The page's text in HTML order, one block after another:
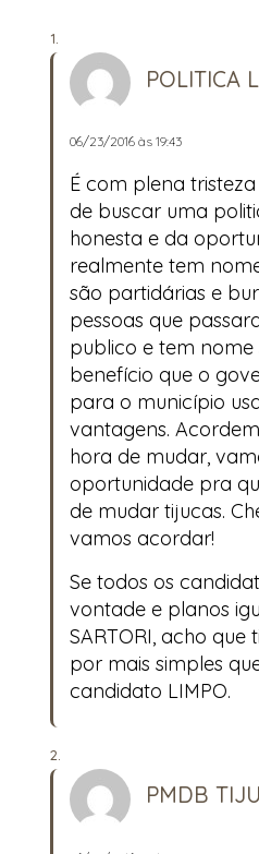
POLITICA
06/23/2016 às 19:43
É com plena
de buscar uma
honesta e da
realmente tem
são partidárias e
pessoas que
publico e tem nome
benefício que o
para o município
vantagens.
hora de mudar,
oportunidade pra
de mudar tijucas.
vamos acordar!
Se todos os
vontade e planos
SARTORI, acho que
por mais simples
candidato LIMPO.
PMDB